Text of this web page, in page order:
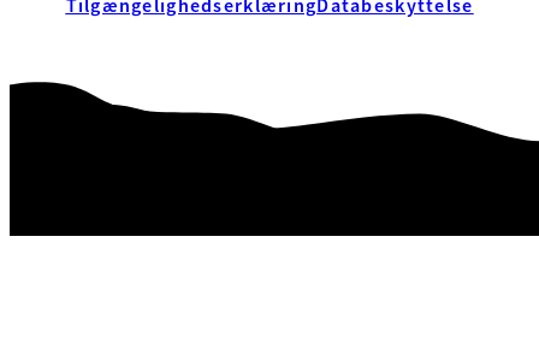
TilgængelighedserklæringDatabeskyttelse